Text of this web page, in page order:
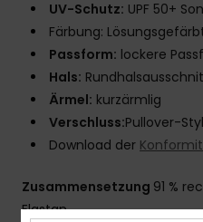
UV-Schutz: UPF 50+
Färbung:
Passform: lockere
Hals:
Ärmel: kurzärmlig
Verschluss:Pullover-
Download der
Zusammensetzung 91 %
Elastan